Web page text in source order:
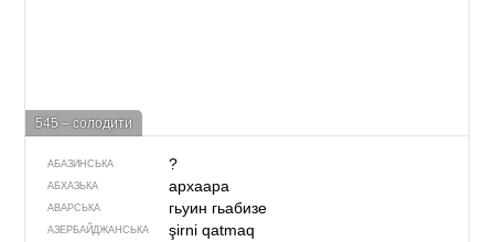
545 – солодити
АБАЗИНСЬКА ?
АБХАЗЬКА архаара
АВАРСЬКА гьуин гьабизе
АЗЕРБАЙДЖАНСЬКА şirni qatmaq